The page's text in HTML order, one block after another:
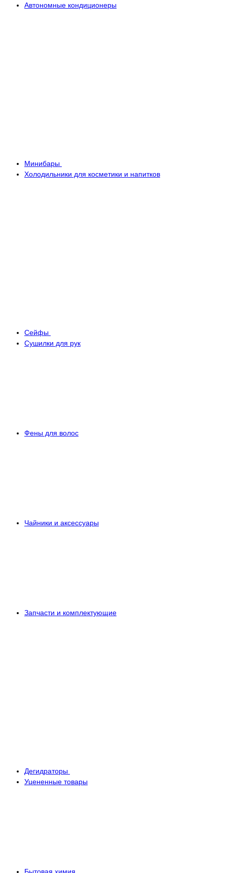
Автономные кондиционеры
Минибары
Холодильники для косметики и напитков
Сейфы
Сушилки для рук
Фены для волос
Чайники и аксессуары
Запчасти и комплектующие
Дегидраторы
Уцененные товары
Бытовая химия